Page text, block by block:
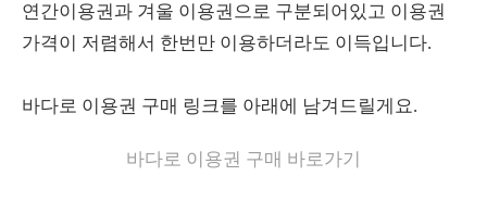
연간이용권과 겨울 이용권으로 구분되어있고 이용권
가격이 저렴해서 한번만 이용하더라도 이득입니다.
바다로 이용권 구매 링크를 아래에 남겨드릴게요.
바다로 이용권 구매 바로가기